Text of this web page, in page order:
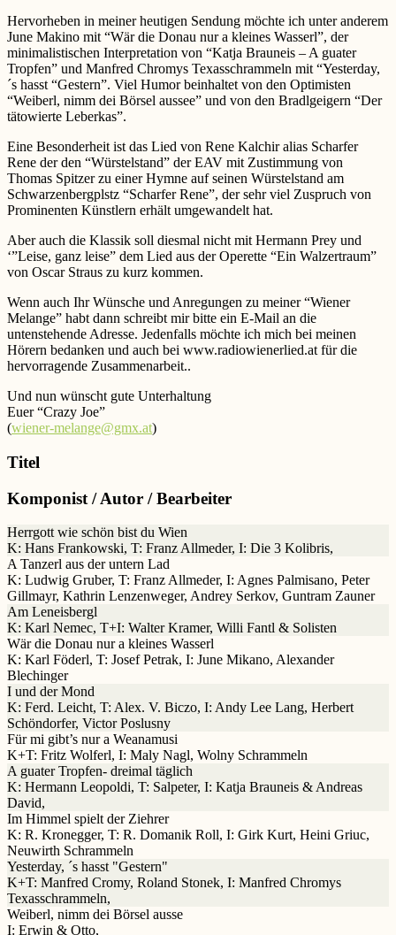
Hervorheben in meiner heutigen Sendung möchte ich unter anderem
June Makino mit “Wär die Donau nur a kleines Wasserl”, der
minimalistischen Interpretation von “Katja Brauneis – A guater
Tropfen” und Manfred Chromys Texasschrammeln mit “Yesterday,
´s hasst “Gestern”. Viel Humor beinhaltet von den Optimisten
“Weiberl, nimm dei Börsel aussee” und von den Bradlgeigern “Der
tätowierte Leberkas”.
Eine Besonderheit ist das Lied von Rene Kalchir alias Scharfer
Rene der den “Würstelstand” der EAV mit Zustimmung von
Thomas Spitzer zu einer Hymne auf seinen Würstelstand am
Schwarzenbergplstz “Scharfer Rene”, der sehr viel Zuspruch von
Prominenten Künstlern erhält umgewandelt hat.
Aber auch die Klassik soll diesmal nicht mit Hermann Prey und
‘”Leise, ganz leise” dem Lied aus der Operette “Ein Walzertraum”
von Oscar Straus zu kurz kommen.
Wenn auch Ihr Wünsche und Anregungen zu meiner “Wiener
Melange” habt dann schreibt mir bitte ein E-Mail an die
untenstehende Adresse. Jedenfalls möchte ich mich bei meinen
Hörern bedanken und auch bei www.radiowienerlied.at für die
hervorragende Zusammenarbeit..
Und nun wünscht gute Unterhaltung
Euer “Crazy Joe”
(wiener-melange@gmx.at)
Titel
Komponist / Autor / Bearbeiter
Herrgott wie schön bist du Wien
K: Hans Frankowski, T: Franz Allmeder, I: Die 3 Kolibris,
A Tanzerl aus der untern Lad
K: Ludwig Gruber, T: Franz Allmeder, I: Agnes Palmisano, Peter
Gillmayr, Kathrin Lenzenweger, Andrey Serkov, Guntram Zauner
Am Leneisbergl
K: Karl Nemec, T+I: Walter Kramer, Willi Fantl & Solisten
Wär die Donau nur a kleines Wasserl
K: Karl Föderl, T: Josef Petrak, I: June Mikano, Alexander
Blechinger
I und der Mond
K: Ferd. Leicht, T: Alex. V. Biczo, I: Andy Lee Lang, Herbert
Schöndorfer, Victor Poslusny
Für mi gibt’s nur a Weanamusi
K+T: Fritz Wolferl, I: Maly Nagl, Wolny Schrammeln
A guater Tropfen- dreimal täglich
K: Hermann Leopoldi, T: Salpeter, I: Katja Brauneis & Andreas
David,
Im Himmel spielt der Ziehrer
K: R. Kronegger, T: R. Domanik Roll, I: Girk Kurt, Heini Griuc,
Neuwirth Schrammeln
Yesterday, ´s hasst "Gestern"
K+T: Manfred Cromy, Roland Stonek, I: Manfred Chromys
Texasschrammeln,
Weiberl, nimm dei Börsel ausse
I: Erwin & Otto,